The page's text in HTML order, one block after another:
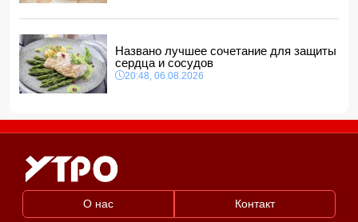
Названо лучшее сочетание для защиты
сердца и сосудов
20:48, 06.08.2026
О нас Контакт